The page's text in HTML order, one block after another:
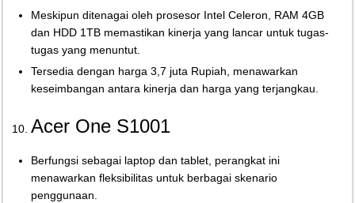
Meskipun ditenagai oleh prosesor Intel Celeron, RAM 4GB
dan HDD 1TB memastikan kinerja yang lancar untuk tugas-
tugas yang menuntut.
Tersedia dengan harga 3,7 juta Rupiah, menawarkan
keseimbangan antara kinerja dan harga yang terjangkau.
Acer One S1001
Berfungsi sebagai laptop dan tablet, perangkat ini
menawarkan fleksibilitas untuk berbagai skenario
penggunaan.